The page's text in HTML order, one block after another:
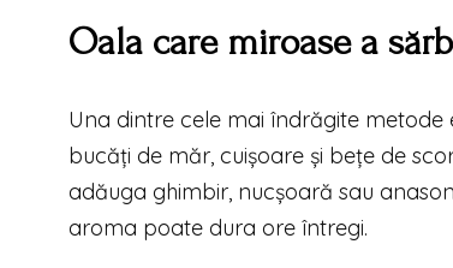
Oala care miroase a
Una dintre cele mai îndrăgite
bucăți de măr, cuișoare și bețe de
adăuga ghimbir, nucșoară sau
aroma poate dura ore întregi.